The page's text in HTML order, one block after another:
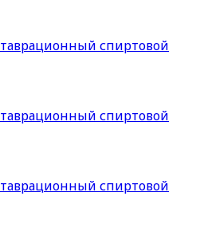
спиртовой
спиртовой
спиртовой